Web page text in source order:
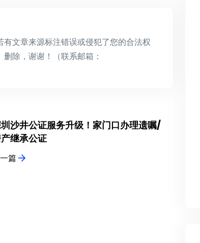
文章来源标注错误或侵犯了您的合法权
除，谢谢！（联系邮箱：
沙井公证服务升级！家门口办理遗嘱/
继承公证
篇